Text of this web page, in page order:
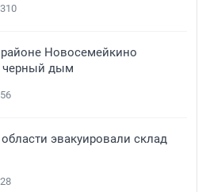
310
Новосемейкино
черный дым
56
эвакуировали склад
28